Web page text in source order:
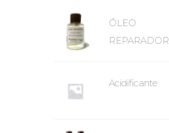
ÓLEO
REPARADOR
Acidificante